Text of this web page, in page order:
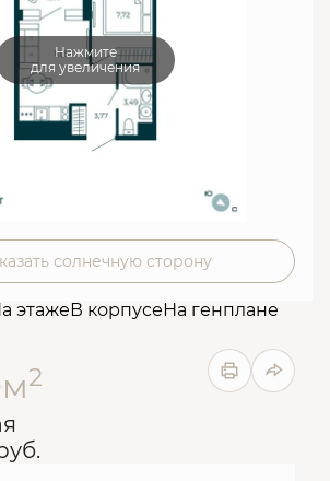
Нажмите
для увеличения
солнечную сторону
этажеВ корпусеНа генплане
м2